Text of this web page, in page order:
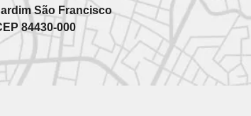
São Francisco
84430-000